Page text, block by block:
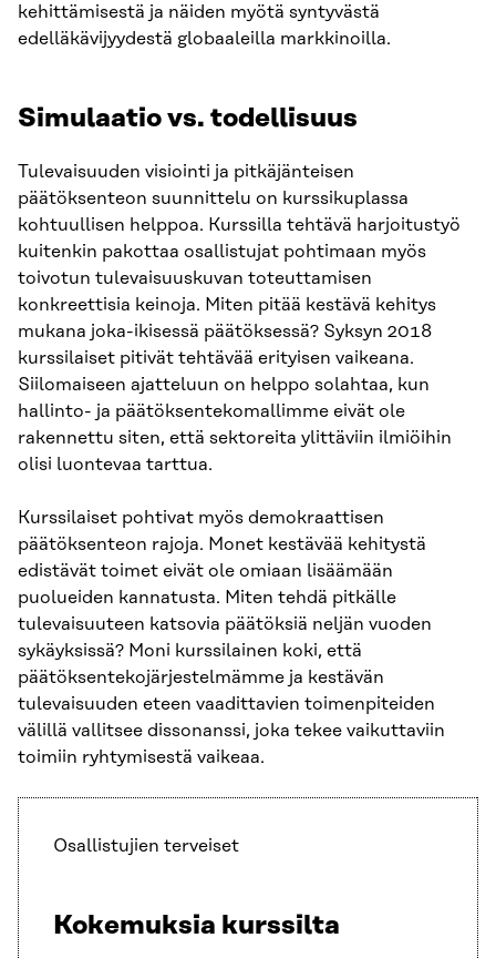
kehittämisestä ja näiden myötä syntyvästä
edelläkävijyydestä globaaleilla markkinoilla.
Simulaatio vs. todellisuus
Tulevaisuuden visiointi ja pitkäjänteisen
päätöksenteon suunnittelu on kurssikuplassa
kohtuullisen helppoa. Kurssilla tehtävä harjoitustyö
kuitenkin pakottaa osallistujat pohtimaan myös
toivotun tulevaisuuskuvan toteuttamisen
konkreettisia keinoja. Miten pitää kestävä kehitys
mukana joka-ikisessä päätöksessä? Syksyn 2018
kurssilaiset pitivät tehtävää erityisen vaikeana.
Siilomaiseen ajatteluun on helppo solahtaa, kun
hallinto- ja päätöksentekomallimme eivät ole
rakennettu siten, että sektoreita ylittäviin ilmiöihin
olisi luontevaa tarttua.
Kurssilaiset pohtivat myös demokraattisen
päätöksenteon rajoja. Monet kestävää kehitystä
edistävät toimet eivät ole omiaan lisäämään
puolueiden kannatusta. Miten tehdä pitkälle
tulevaisuuteen katsovia päätöksiä neljän vuoden
sykäyksissä? Moni kurssilainen koki, että
päätöksentekojärjestelmämme ja kestävän
tulevaisuuden eteen vaadittavien toimenpiteiden
välillä vallitsee dissonanssi, joka tekee vaikuttaviin
toimiin ryhtymisestä vaikeaa.
Osallistujien terveiset
Kokemuksia kurssilta